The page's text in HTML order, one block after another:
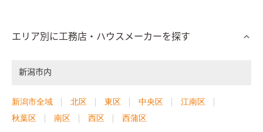
エリア別に工務店・ハウスメーカーを探す
新潟市内
新潟市全域 北区 東区 中央区
江南区
秋葉区
南区 西区 西蒲区